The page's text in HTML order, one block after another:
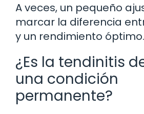
A veces, un pequeño
marcar la diferencia
y un rendimiento óptimo.
¿Es la tendinitis
una condición
permanente?